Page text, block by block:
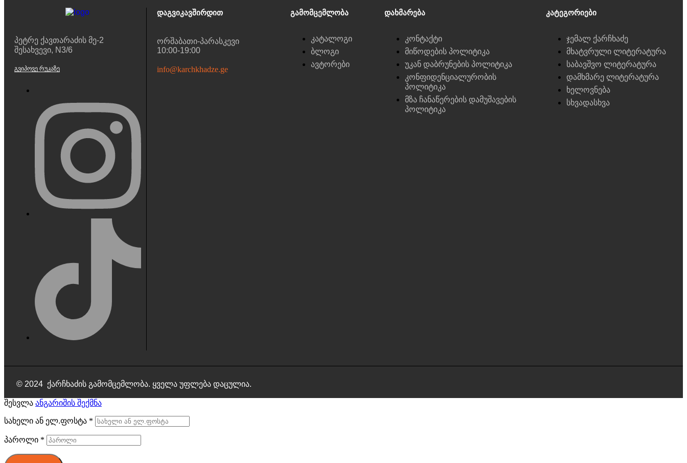
პეტრე ქავთარაძის მე-2
შესახვევი, N3/6
ᲒᲕᲘᲞᲝᲕᲔ ᲠᲣᲙᲐᲖᲔ
Დაგვიკავშირდით
ორშაბათი-პარასკევი
10:00-19:00
info@karchkhadze.ge
Გამომცემლობა
კატალოგი
ბლოგი
ავტორები
Დახმარება
კონტაქტი
მიწოდების პოლიტიკა
უკან დაბრუნების პოლიტიკა
კონფიდენციალურობის
პოლიტიკა
მზა ჩანაწერების დამუშავების
პოლიტიკა
Კატეგორიები
ჯემალ ქარჩხაძე
მხატვრული ლიტერატურა
საბავშვო ლიტერატურა
დამხმარე ლიტერატურა
ხელოვნება
სხვადასხვა
© 2024 ქარჩხაძის გამომცემლობა. ყველა უფლება დაცულია.
შესვლა ანგარიშის შექმნა
სახელი ან ელ.ფოსტა *
პაროლი *